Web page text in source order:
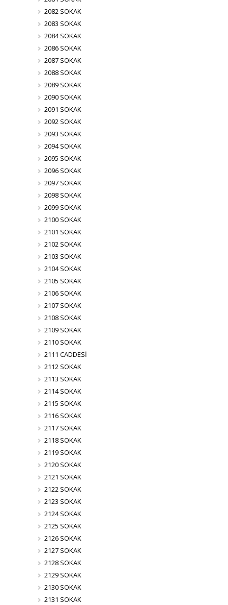
2082 SOKAK
2083 SOKAK
2084 SOKAK
2086 SOKAK
2087 SOKAK
2088 SOKAK
2089 SOKAK
2090 SOKAK
2091 SOKAK
2092 SOKAK
2093 SOKAK
2094 SOKAK
2095 SOKAK
2096 SOKAK
2097 SOKAK
2098 SOKAK
2099 SOKAK
2100 SOKAK
2101 SOKAK
2102 SOKAK
2103 SOKAK
2104 SOKAK
2105 SOKAK
2106 SOKAK
2107 SOKAK
2108 SOKAK
2109 SOKAK
2110 SOKAK
2111 CADDESİ
2112 SOKAK
2113 SOKAK
2114 SOKAK
2115 SOKAK
2116 SOKAK
2117 SOKAK
2118 SOKAK
2119 SOKAK
2120 SOKAK
2121 SOKAK
2122 SOKAK
2123 SOKAK
2124 SOKAK
2125 SOKAK
2126 SOKAK
2127 SOKAK
2128 SOKAK
2129 SOKAK
2130 SOKAK
2131 SOKAK